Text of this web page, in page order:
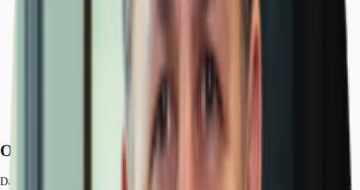
Lage und Verkehrsanbindung
Objekt
Das Objekt zeichnet sich allen voran durch einen hohen technischen Standard